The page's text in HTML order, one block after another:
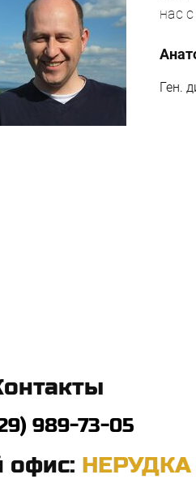
Ген.
989-73-05
офис: НЕРУДКА